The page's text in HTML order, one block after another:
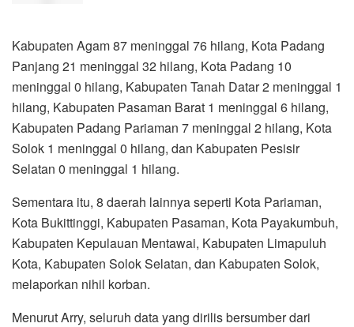
Kabupaten Agam 87 meninggal 76 hilang, Kota Padang
Panjang 21 meninggal 32 hilang, Kota Padang 10
meninggal 0 hilang, Kabupaten Tanah Datar 2 meninggal 1
hilang, Kabupaten Pasaman Barat 1 meninggal 6 hilang,
Kabupaten Padang Pariaman 7 meninggal 2 hilang, Kota
Solok 1 meninggal 0 hilang, dan Kabupaten Pesisir
Selatan 0 meninggal 1 hilang.
Sementara itu, 8 daerah lainnya seperti Kota Pariaman,
Kota Bukittinggi, Kabupaten Pasaman, Kota Payakumbuh,
Kabupaten Kepulauan Mentawai, Kabupaten Limapuluh
Kota, Kabupaten Solok Selatan, dan Kabupaten Solok,
melaporkan nihil korban.
Menurut Arry, seluruh data yang dirilis bersumber dari